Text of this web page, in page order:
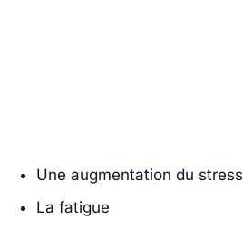
Une augmentation du stress
La fatigue